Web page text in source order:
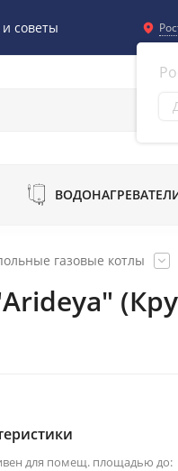
советы
газовые котлы
для помещ. площадью до: